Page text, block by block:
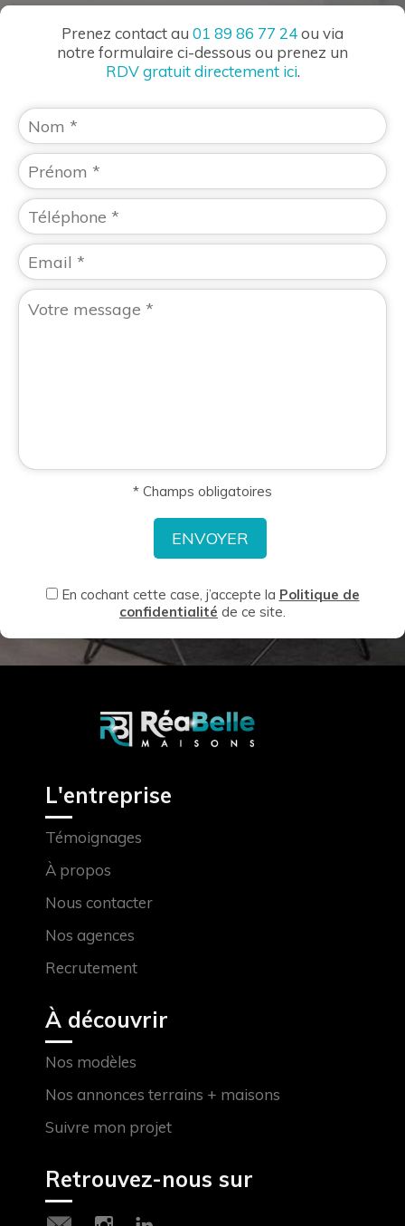
Prenez contact au 01 89 86 77 24ou via
notre formulaire ci-dessous ou prenez un
RDV gratuit directement ici.
* Champs obligatoires
En cochant cette case, j’accepte la Politique de
confidentialité de ce site.
L'entreprise
Témoignages
À propos
Nous contacter
Nos agences
Recrutement
À découvrir
Nos modèles
Nos annonces terrains + maisons
Suivre mon projet
Retrouvez-nous sur